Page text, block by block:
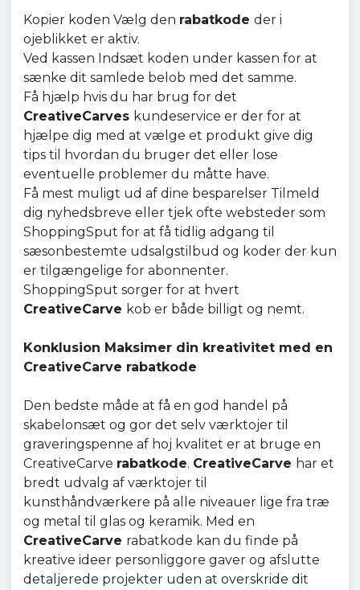
Kopier koden Vælg den rabatkode der i
ojeblikket er aktiv.
Ved kassen Indsæt koden under kassen for at
sænke dit samlede belob med det samme.
Få hjælp hvis du har brug for det
CreativeCarves kundeservice er der for at
hjælpe dig med at vælge et produkt give dig
tips til hvordan du bruger det eller lose
eventuelle problemer du måtte have.
Få mest muligt ud af dine besparelser Tilmeld
dig nyhedsbreve eller tjek ofte websteder som
ShoppingSput for at få tidlig adgang til
sæsonbestemte udsalgstilbud og koder der kun
er tilgængelige for abonnenter.
ShoppingSput sorger for at hvert
CreativeCarve kob er både billigt og nemt.
Konklusion Maksimer din kreativitet med en
CreativeCarve rabatkode
Den bedste måde at få en god handel på
skabelonsæt og gor det selv værktojer til
graveringspenne af hoj kvalitet er at bruge en
CreativeCarve rabatkode. CreativeCarve har et
bredt udvalg af værktojer til
kunsthåndværkere på alle niveauer lige fra træ
og metal til glas og keramik. Med en
CreativeCarve rabatkode kan du finde på
kreative ideer personliggore gaver og afslutte
detaljerede projekter uden at overskride dit